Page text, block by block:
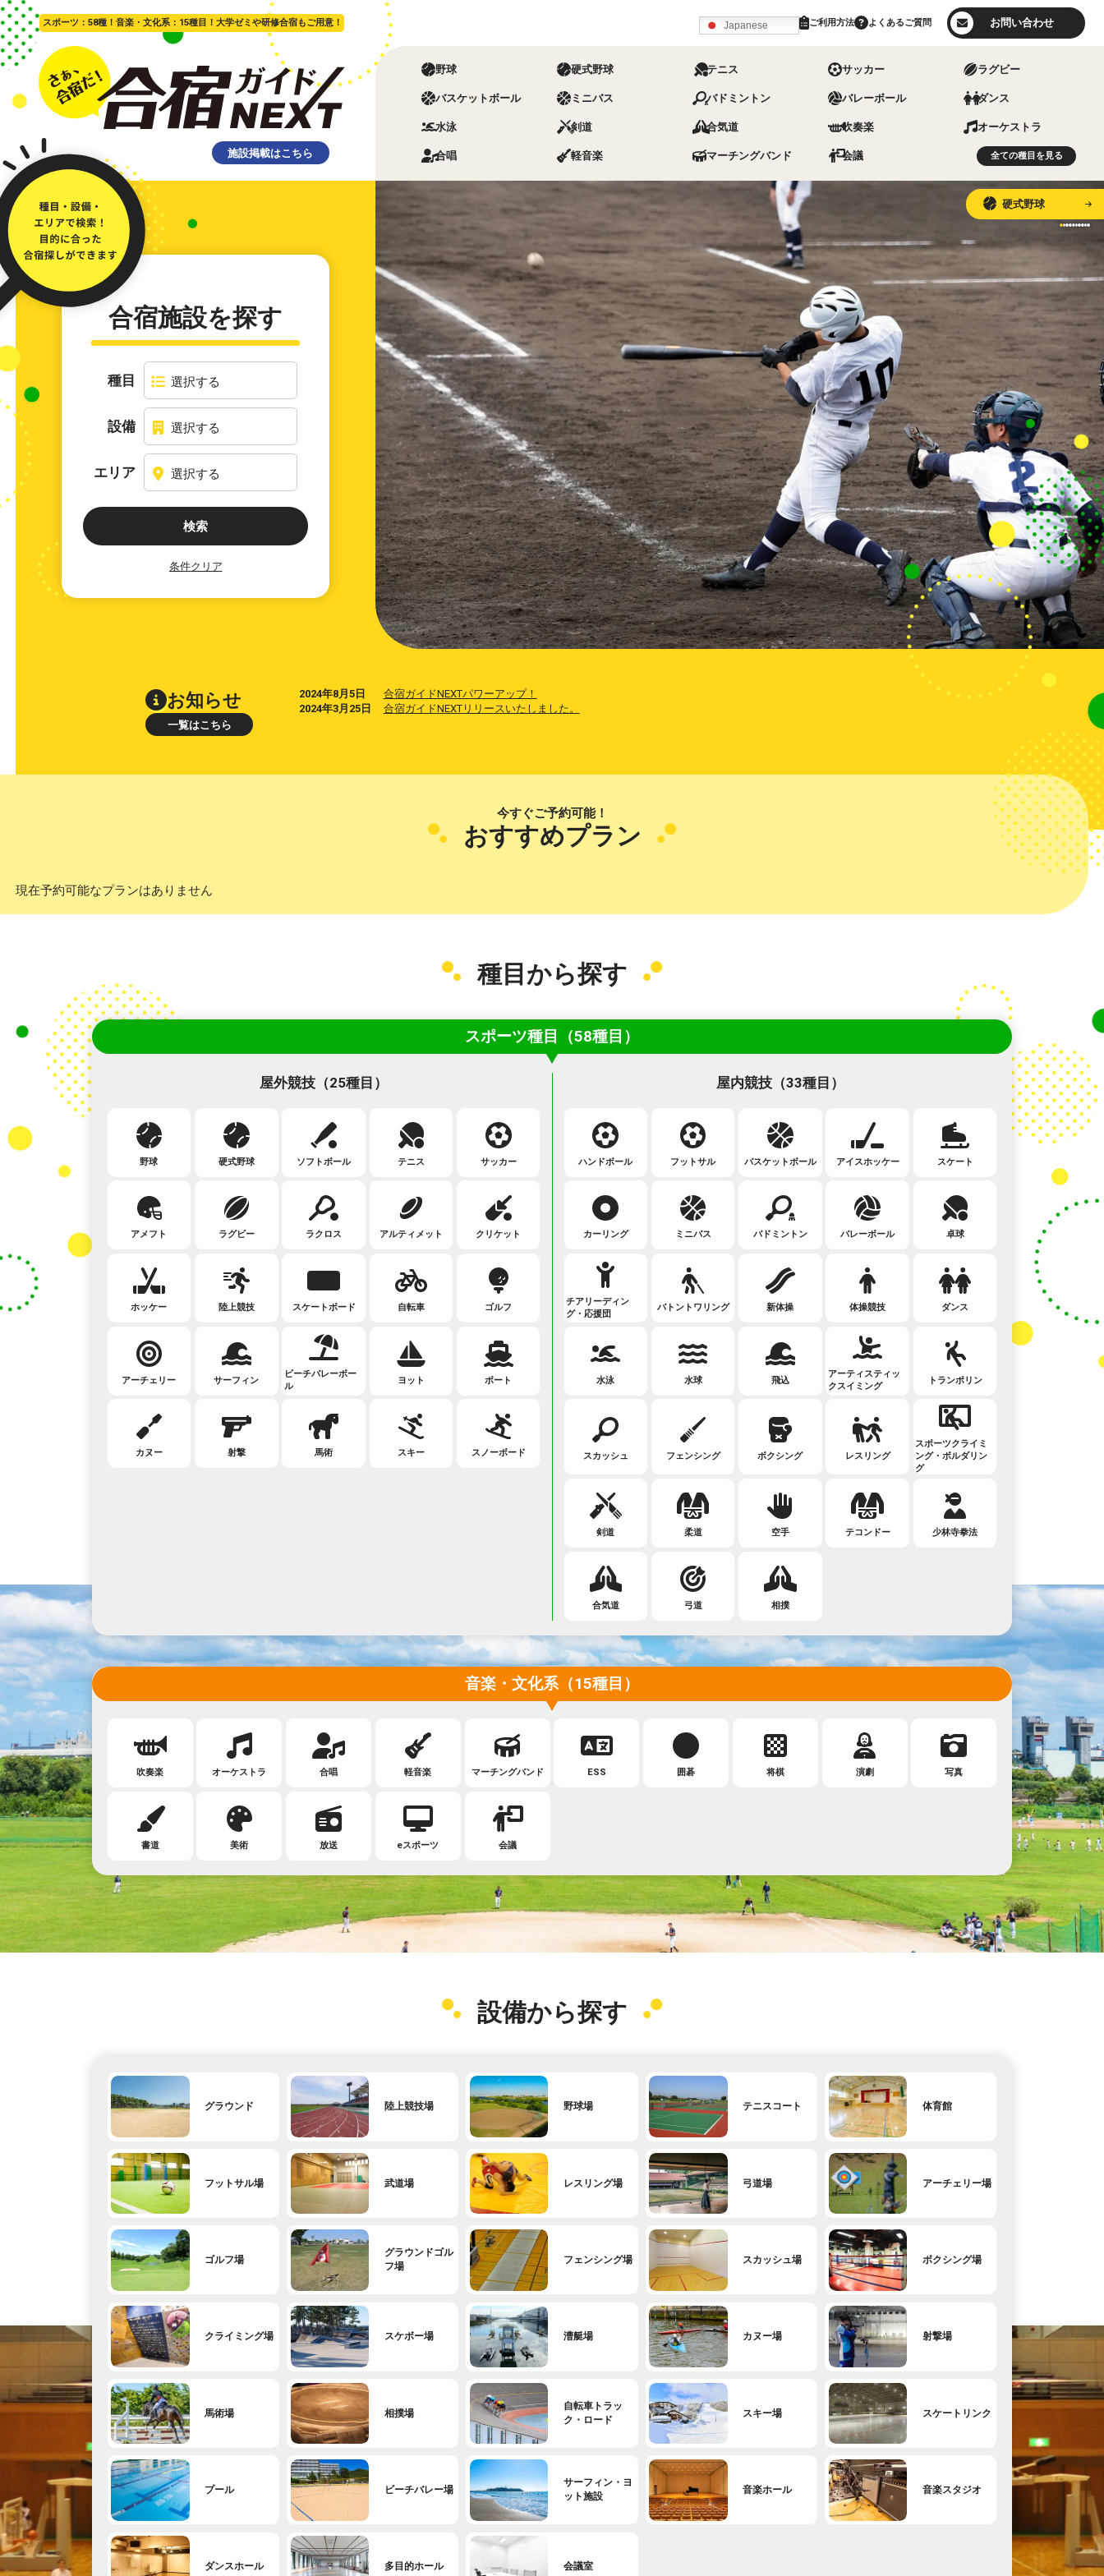
スポーツ：58種！音楽・文化系：15種目！大学ゼミや研修合宿もご用意！
施設掲載はこちら
Japanese ご利用方法 よくあるご質問 お問い合わせ
野球 硬式野球 テニス サッカー ラグビー
バスケットボール ミニバス バドミントン バレーボール ダンス
水泳 剣道 合気道 吹奏楽 オーケストラ
合唱 軽音楽 マーチングバンド 会議 全ての種目を見る
硬式野球
合宿施設を探す
種目 選択する
設備 選択する
エリア 選択する
検索
お知らせ
一覧はこちら
2024年8月5日
合宿ガイドNEXTパワーアップ！
2024年3月25日
合宿ガイドNEXTリリースいたしました。
今すぐご予約可能！
おすすめプラン
現在予約可能なプランはありません
種目から探す
スポーツ種目（58種目）
屋外競技（25種目）
野球 硬式野球 ソフトボール テニス サッカー
アメフト ラグビー ラクロス アルティメット クリケット
ホッケー 陸上競技 スケートボード 自転車 ゴルフ
アーチェリー サーフィン
ビーチバレーボー
ル
ヨット ボート
カヌー 射撃 馬術 スキー スノーボード
屋内競技（33種目）
ハンドボール フットサル バスケットボール アイスホッケー スケート
カーリング ミニバス バドミントン バレーボール 卓球
チアリーディン
グ・応援団
バトントワリング 新体操 体操競技 ダンス
水泳 水球 飛込
アーティスティッ
クスイミング
トランポリン
スカッシュ フェンシング ボクシング レスリング
スポーツクライミ
ング・ボルダリン
グ
剣道 柔道 空手 テコンドー 少林寺拳法
合気道 弓道 相撲
音楽・文化系（15種目）
吹奏楽 オーケストラ 合唱 軽音楽 マーチングバンド ESS 囲碁 将棋 演劇 写真
書道 美術 放送 eスポーツ 会議
設備から探す
グラウンド 陸上競技場 野球場 テニスコート 体育館
フットサル場 武道場 レスリング場 弓道場 アーチェリー場
ゴルフ場
グラウンドゴル
フ場
フェンシング場 スカッシュ場 ボクシング場
クライミング場 スケボー場 漕艇場 カヌー場 射撃場
馬術場 相撲場
自転車トラッ
ク・ロード
スキー場 スケートリンク
プール ビーチバレー場
サーフィン・ヨ
ット施設
音楽ホール 音楽スタジオ
ダンスホール 多目的ホール 会議室